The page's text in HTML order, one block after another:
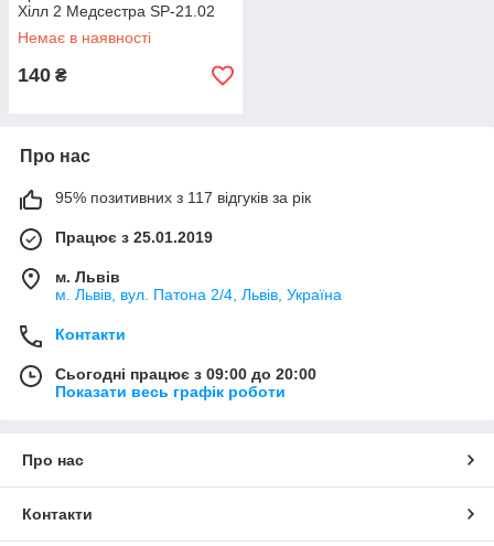
Хілл 2 Медсестра SP-21.02
Немає в наявності
140 ₴
Про нас
95% позитивних з 117 відгуків за рік
Працює з 25.01.2019
м. Львів
м. Львів, вул. Патона 2/4, Львів, Україна
Контакти
Сьогодні працює з 09:00 до 20:00
Показати весь графік роботи
Про нас
Контакти